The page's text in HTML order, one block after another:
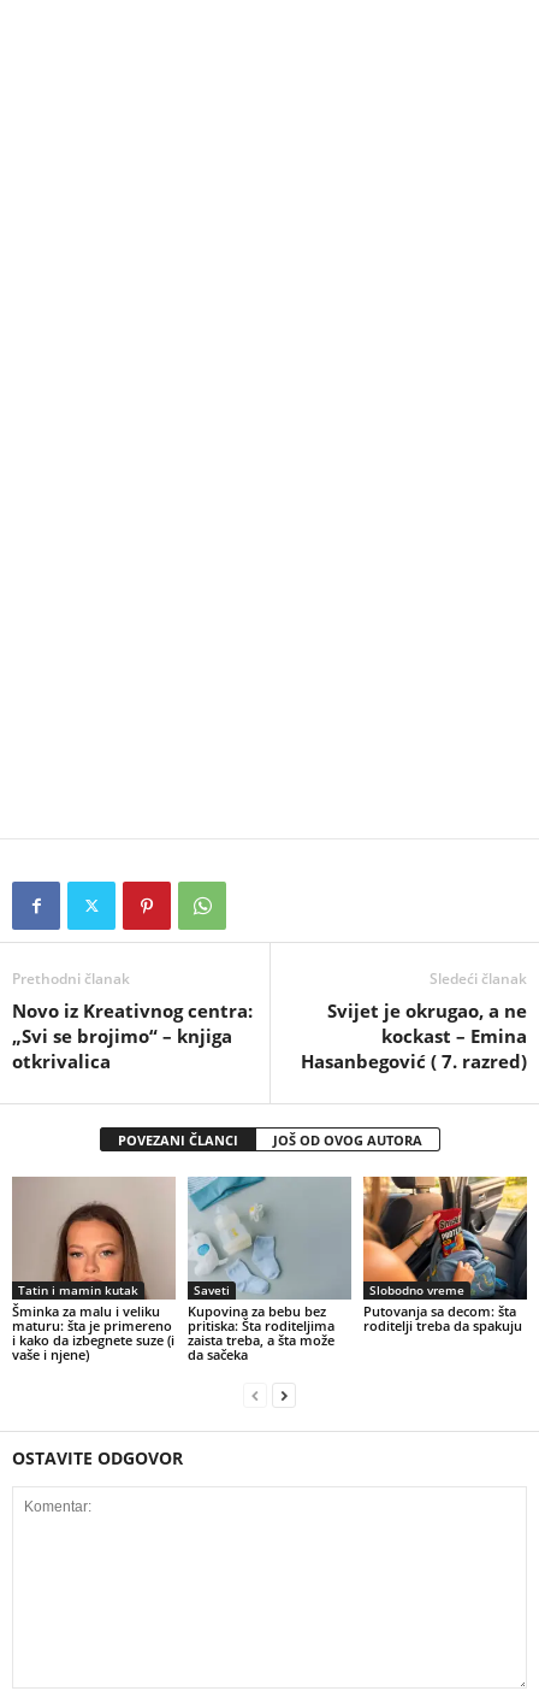
Prethodni članak
Novo iz Kreativnog centra:
„Svi se brojimo“ – knjiga
otkrivalica
Sledeći članak
Svijet je okrugao, a ne
kockast – Emina
Hasanbegović ( 7. razred)
POVEZANI ČLANCI JOŠ OD OVOG AUTORA
Tatin i mamin kutak
Šminka za malu i veliku
maturu: šta je primereno
i kako da izbegnete suze (i
vaše i njene)
Saveti
Kupovina za bebu bez
pritiska: Šta roditeljima
zaista treba, a šta može
da sačeka
Slobodno vreme
Putovanja sa decom: šta
roditelji treba da spakuju
OSTAVITE ODGOVOR